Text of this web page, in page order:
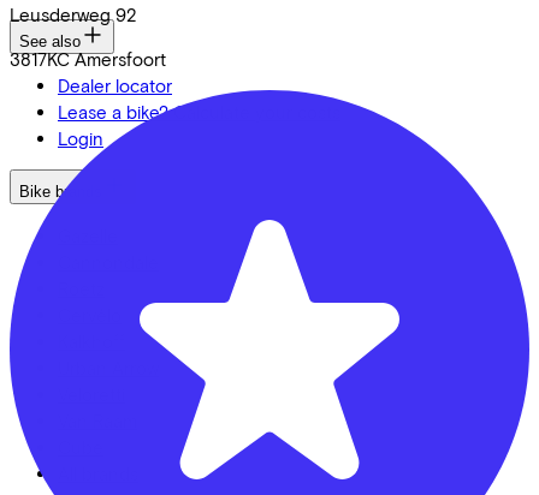
Leusderweg 92
3817KC Amersfoort
See also
Dealer locator
Lease a bike? Calculate your costs
Login
Bike brands